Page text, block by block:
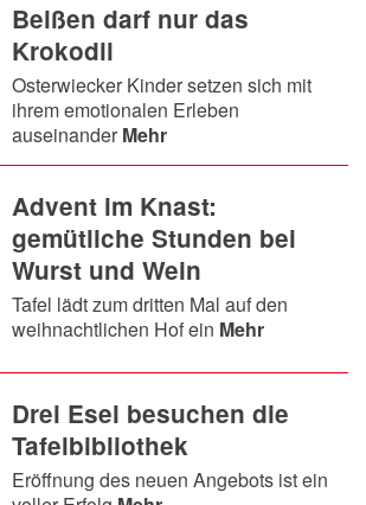
Beißen darf nur das
Krokodil
Osterwiecker Kinder setzen sich mit
ihrem emotionalen Erleben
auseinander Mehr
Advent im Knast:
gemütliche Stunden bei
Wurst und Wein
Tafel lädt zum dritten Mal auf den
weihnachtlichen Hof ein Mehr
Drei Esel besuchen die
Tafelbibliothek
Eröffnung des neuen Angebots ist ein